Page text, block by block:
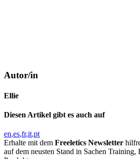
Autor/in
Ellie
Diesen Artikel gibt es auch auf
en es fr it pt
Erhalte mit dem Freeletics Newsletter
auf dem neusten Stand in Sachen Training,